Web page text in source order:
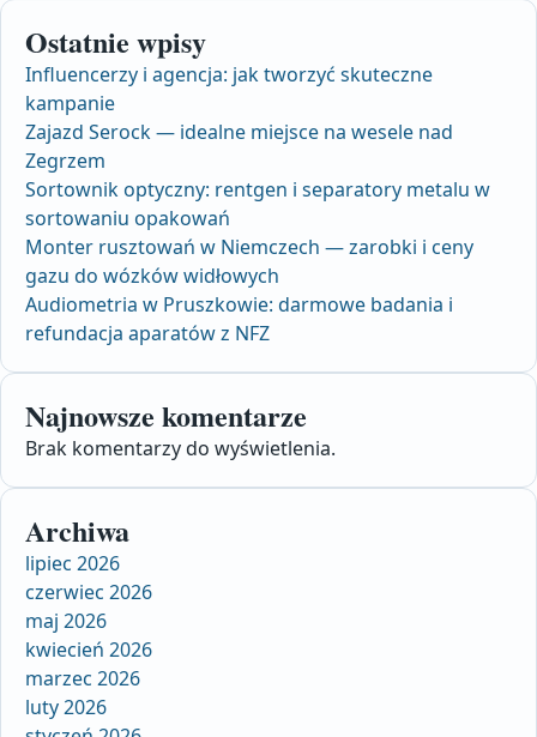
Ostatnie wpisy
Influencerzy i agencja: jak tworzyć skuteczne
kampanie
Zajazd Serock — idealne miejsce na wesele nad
Zegrzem
Sortownik optyczny: rentgen i separatory metalu w
sortowaniu opakowań
Monter rusztowań w Niemczech — zarobki i ceny
gazu do wózków widłowych
Audiometria w Pruszkowie: darmowe badania i
refundacja aparatów z NFZ
Najnowsze komentarze
Brak komentarzy do wyświetlenia.
Archiwa
lipiec 2026
czerwiec 2026
maj 2026
kwiecień 2026
marzec 2026
luty 2026